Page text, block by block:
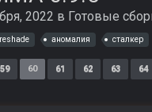
2022 в Готовые
reshade аномалия сталкер
59 60 61 62 63 64